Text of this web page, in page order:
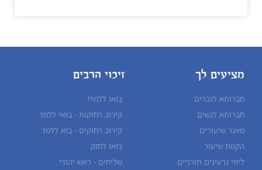
מציעים לך
חברותא לגברים
חברותא לנשים
מאגר שיעורים
הקמת שיעור
ליווי גרעינים תורניים
זיכוי הרבים
בואו ללמד!
קירוב רחוקות - בואי ללמד
קירוב רחוקים - בוא ללמד
בואו לחזק
שליחים - ראש יהודי